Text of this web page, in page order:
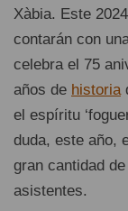
Xàbia. Este
contarán con
celebra el 75
años de historia
el espíritu
duda, este año,
gran cantidad
asistentes.